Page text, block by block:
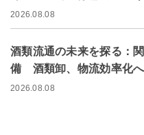
2026.08.08
酒類流通の未来を探る：
備 酒類卸、物流効率化
2026.08.08